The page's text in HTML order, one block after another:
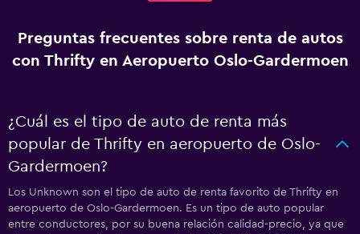
Preguntas frecuentes sobre renta de autos
con Thrifty en Aeropuerto Oslo-Gardermoen
¿Cuál es el tipo de auto de renta más
popular de Thrifty en aeropuerto de Oslo-
Gardermoen?
Los Unknown son el tipo de auto de renta favorito de Thrifty en
aeropuerto de Oslo-Gardermoen. Es un tipo de auto popular
entre conductores, por su buena relación calidad-precio, ya que